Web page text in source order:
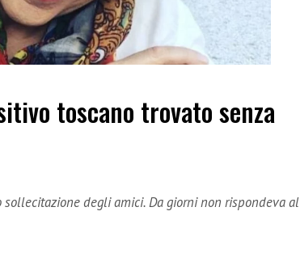
toscano trovato senza
degli amici. Da giorni non rispondeva al